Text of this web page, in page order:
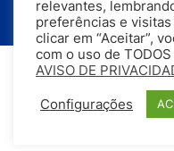
Todos os direitos
relevantes,
preferências e
clicar em “Aceitar”,
com o uso de
AVISO DE
Configurações